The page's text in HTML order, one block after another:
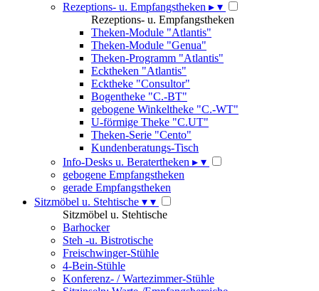
Rezeptions- u. Empfangstheken ▸ ▾
Rezeptions- u. Empfangstheken
Theken-Module "Atlantis"
Theken-Module "Genua"
Theken-Programm "Atlantis"
Ecktheken "Atlantis"
Ecktheke "Consultor"
Bogentheke "C.-BT"
gebogene Winkeltheke "C.-WT"
U-förmige Theke "C.UT"
Theken-Serie "Cento"
Kundenberatungs-Tisch
Info-Desks u. Beratertheken ▸ ▾
gebogene Empfangstheken
gerade Empfangstheken
Sitzmöbel u. Stehtische ▾ ▾
Sitzmöbel u. Stehtische
Barhocker
Steh -u. Bistrotische
Freischwinger-Stühle
4-Bein-Stühle
Konferenz- / Wartezimmer-Stühle